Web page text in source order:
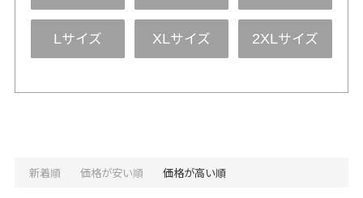
Lサイズ XLサイズ 2XLサイズ
新着順 価格が安い順 価格が高い順